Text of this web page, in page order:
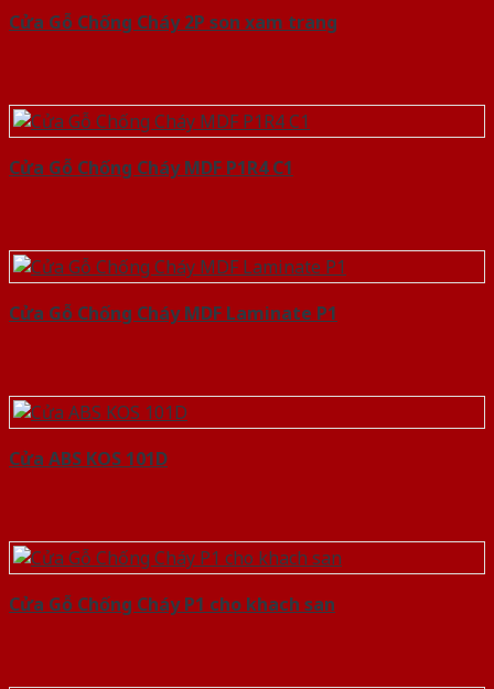
Cửa Gỗ Chống Cháy 2P son xam trang
Cửa Gỗ Chống Cháy MDF P1R4 C1
Cửa Gỗ Chống Cháy MDF Laminate P1
Cửa ABS KOS 101D
Cửa Gỗ Chống Cháy P1 cho khach san